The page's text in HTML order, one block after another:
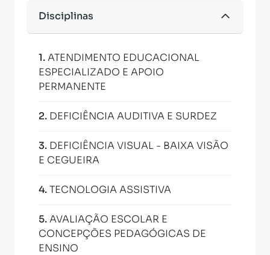
Disciplinas
1.ATENDIMENTO EDUCACIONAL
ESPECIALIZADO E APOIO
PERMANENTE
2. DEFICIÊNCIA AUDITIVA E SURDEZ
3. DEFICIÊNCIA VISUAL - BAIXA VISÃO
E CEGUEIRA
4.TECNOLOGIA ASSISTIVA
5.AVALIAÇÃO ESCOLAR E
CONCEPÇÕES PEDAGÓGICAS DE
ENSINO